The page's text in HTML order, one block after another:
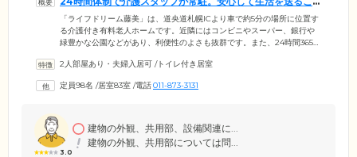
とができます
「ライフドリーム藤美」は、道央道札幌ICより車で約5分の場所に位置す
る介護付き有料老人ホームです。近隣にはコンビニやスーパー、銀行や
緑豊かな公園などがあり、利便性のよさも抜群です。また、24時間365日
フたちが、ご入居者様お一人おひとりのお気持ちに寄り添いながら日々
回の訪問診療や健康相談などを実施。急な体調不良の際も、迅速にに対
2人部屋あり・夫婦入居可 /トイレ付き居室
定員98名 /居室83室 /電話011-873-3131
3.0
建物の外観、共用部、設備関連に...
建物の外観、共用部については問...